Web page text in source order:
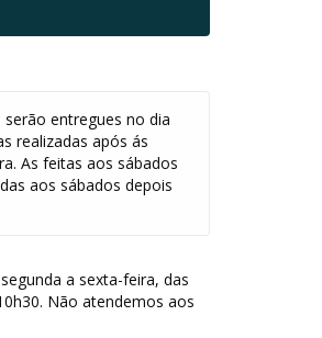
entregues no dia
realizadas após ás
As feitas aos sábados
aos sábados depois
a sexta-feira, das
Não atendemos aos